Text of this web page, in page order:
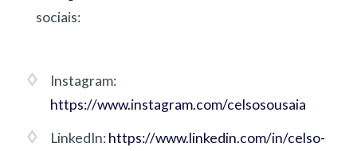
sociais:
Instagram:
https://www.instagram.com/celsosousaia
LinkedIn:https://www.linkedin.com/in/celso-